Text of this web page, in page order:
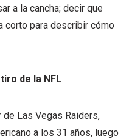
a la cancha; decir que
corto para describir cómo
de la NFL
Las Vegas Raiders,
a los 31 años, luego